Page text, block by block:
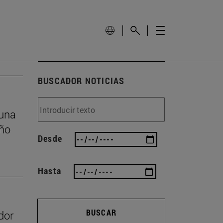
BUSCADOR NOTICIAS
Desde
Hasta
BUSCAR